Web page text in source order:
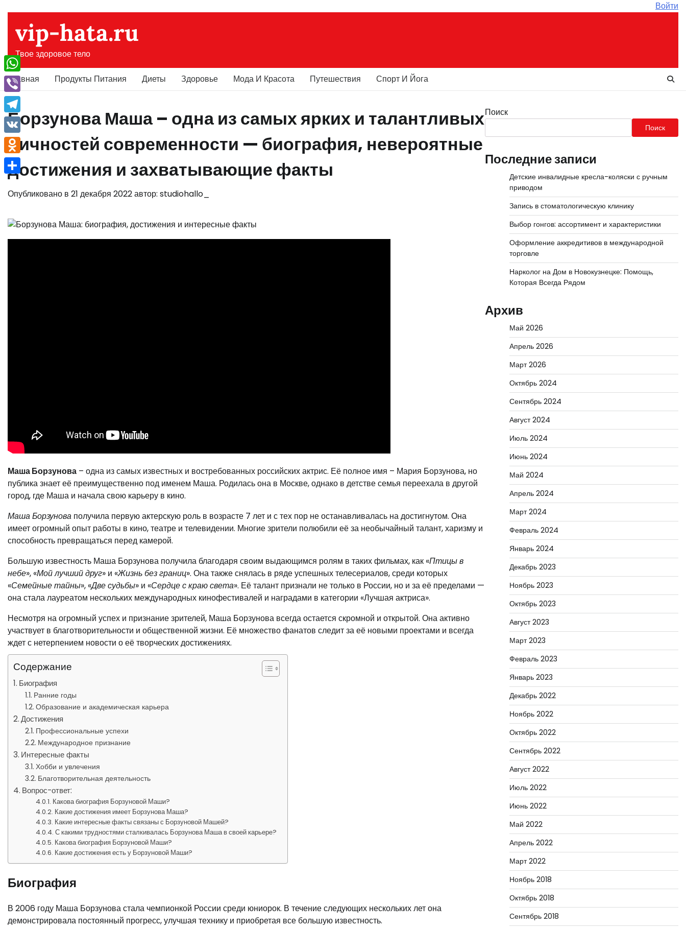
содержимому
Войти
vip-hata.ru
Твое здоровое тело
Главная Продукты Питания Диеты Здоровье Мода И Красота Путешествия Спорт И Йога
Борзунова Маша – одна из самых ярких и талантливых
личностей современности — биография, невероятные
достижения и захватывающие факты
Опубликовано в 21 декабря 2022автор: studiohallo_
Маша Борзунова – одна из самых известных и востребованных российских актрис. Её полное имя – Мария Борзунова, но
публика знает её преимущественно под именем Маша. Родилась она в Москве, однако в детстве семья переехала в другой
город, где Маша и начала свою карьеру в кино.
Маша Борзунова получила первую актерскую роль в возрасте 7 лет и с тех пор не останавливалась на достигнутом. Она
имеет огромный опыт работы в кино, театре и телевидении. Многие зрители полюбили её за необычайный талант, харизму и
способность превращаться перед камерой.
Большую известность Маша Борзунова получила благодаря своим выдающимся ролям в таких фильмах, как «Птицы в
небе», «Мой лучший друг» и «Жизнь без границ». Она также снялась в ряде успешных телесериалов, среди которых
«Семейные тайны», «Две судьбы» и «Сердце с краю света». Её талант признали не только в России, но и за её пределами —
она стала лауреатом нескольких международных кинофестивалей и наградами в категории «Лучшая актриса».
Несмотря на огромный успех и признание зрителей, Маша Борзунова всегда остается скромной и открытой. Она активно
участвует в благотворительности и общественной жизни. Её множество фанатов следит за её новыми проектами и всегда
ждет с нетерпением новости о её творческих достижениях.
Содержание
Биография
Ранние годы
Образование и академическая карьера
Достижения
Профессиональные успехи
Международное признание
Интересные факты
Хобби и увлечения
Благотворительная деятельность
Вопрос-ответ:
Какова биография Борзуновой Маши?
Какие достижения имеет Борзунова Маша?
Какие интересные факты связаны с Борзуновой Машей?
С какими трудностями сталкивалась Борзунова Маша в своей карьере?
Какова биография Борзуновой Маши?
Какие достижения есть у Борзуновой Маши?
Биография
В 2006 году Маша Борзунова стала чемпионкой России среди юниорок. В течение следующих нескольких лет она
демонстрировала постоянный прогресс, улучшая технику и приобретая все большую известность.
Поиск
Поиск
Последние записи
Детские инвалидные кресла-коляски с ручным
приводом
Запись в стоматологическую клинику
Выбор гонгов: ассортимент и характеристики
Оформление аккредитивов в международной
торговле
Нарколог на Дом в Новокузнецке: Помощь,
Которая Всегда Рядом
Архив
Май 2026
Апрель 2026
Март 2026
Октябрь 2024
Сентябрь 2024
Август 2024
Июль 2024
Июнь 2024
Май 2024
Апрель 2024
Март 2024
Февраль 2024
Январь 2024
Декабрь 2023
Ноябрь 2023
Октябрь 2023
Август 2023
Март 2023
Февраль 2023
Январь 2023
Декабрь 2022
Ноябрь 2022
Октябрь 2022
Сентябрь 2022
Август 2022
Июль 2022
Июнь 2022
Май 2022
Апрель 2022
Март 2022
Ноябрь 2018
Октябрь 2018
Сентябрь 2018
WhatsApp
Viber
Telegram
VK
Odnoklassniki
Отправить